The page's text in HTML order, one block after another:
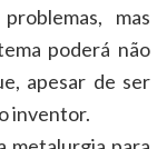
mas
poderá não
apesar de ser
inventor.